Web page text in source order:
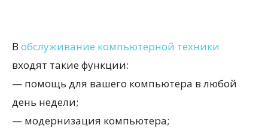
В обслуживание компьютерной техники
входят такие функции:
— помощь для вашего компьютера в любой
день недели;
— модернизация компьютера;